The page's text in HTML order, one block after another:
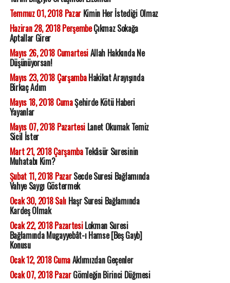
Temmuz 01, 2018 PazarKimin Her İstediği Olmaz
Haziran 28, 2018 PerşembeÇıkmaz Sokağa
Aptallar Girer
Mayıs 26, 2018 CumartesiAllah Hakkında Ne
Düşünüyorsan!
Mayıs 23, 2018 ÇarşambaHakikat Arayışında
Birkaç Adım
Mayıs 18, 2018 CumaŞehirde Kötü Haberi
Yayanlar
Mayıs 07, 2018 PazartesiLanet Okumak Temiz
Sicil İster
Mart 21, 2018 ÇarşambaTekâsür Suresinin
Muhatabı Kim?
Şubat 11, 2018 PazarSecde Suresi Bağlamında
Vahye Saygı Göstermek
Ocak 30, 2018 SalıHaşr Suresi Bağlamında
Kardeş Olmak
Ocak 22, 2018 PazartesiLokman Suresi
Bağlamında Mugayyebât-ı Hamse [Beş Gayb]
Konusu
Ocak 12, 2018 CumaAklımızdan Geçenler
Ocak 07, 2018 PazarGömleğin Birinci Düğmesi